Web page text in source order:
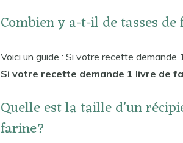
Combien y a-t-il de tasses
Voici un guide : Si votre recette demande
Si votre recette demande 1 livre de
Quelle est la taille d’un
farine?